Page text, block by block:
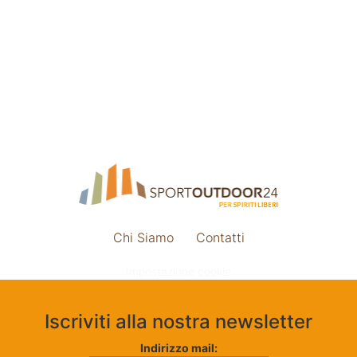
Chi Siamo Contatti
Iscriviti alla nostra newsletter
Indirizzo mail: